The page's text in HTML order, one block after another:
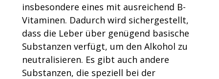
insbesondere eines mit ausreichend B-
Vitaminen. Dadurch wird sichergestellt,
dass die Leber über genügend basische
Substanzen verfügt, um den Alkohol zu
neutralisieren. Es gibt auch andere
Substanzen, die speziell bei der